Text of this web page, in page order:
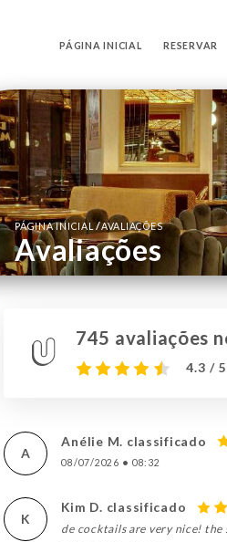
PÁGINA INICIAL RESERVAR
PÁGINA INICIAL/AVALIAÇÕES
Avaliações
745 avaliações
4.3 / 5
A
Anélie M. classificado
08/07/2026 • 08:32
K
Kim D. classificado
de cocktails are very nice!